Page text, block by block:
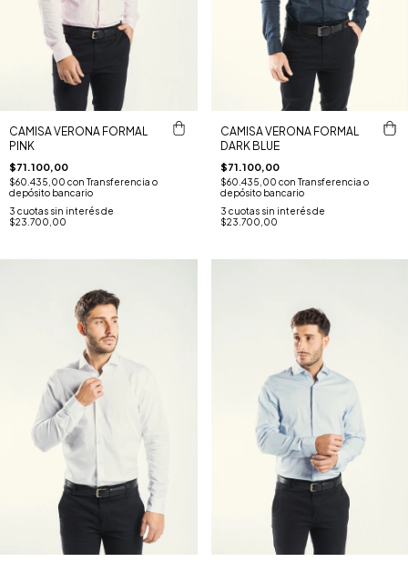
CAMISA VERONA FORMAL
PINK
$71.100,00
$60.435,00 con Transferencia o
depósito bancario
3 cuotas sin interés de
$23.700,00
CAMISA VERONA FORMAL
DARK BLUE
$71.100,00
$60.435,00 con Transferencia o
depósito bancario
3 cuotas sin interés de
$23.700,00